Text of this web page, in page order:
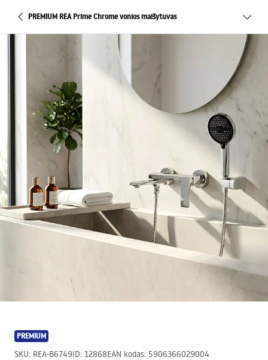
PREMIUM REA Prime Chrome vonios maišytuvas
PREMIUM
SKU: REA-B6749ID: 12868EAN kodas: 5906366029004